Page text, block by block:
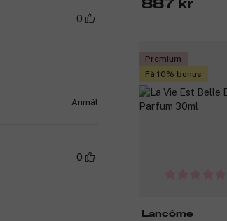
887 kr
Premium
Få 10% bonus
Lancôme
0
Anmäl
0